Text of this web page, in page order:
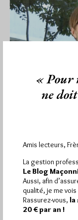
«
avril à Metz
Par Géplu
Mardi 21/04/15
Nous vous
père dominicain
« Pour
ne
Amis lecteurs,
La gestion
Le Blog
Aussi, afin
qualité, je me
Rassurez-vous, la
20 € par an !